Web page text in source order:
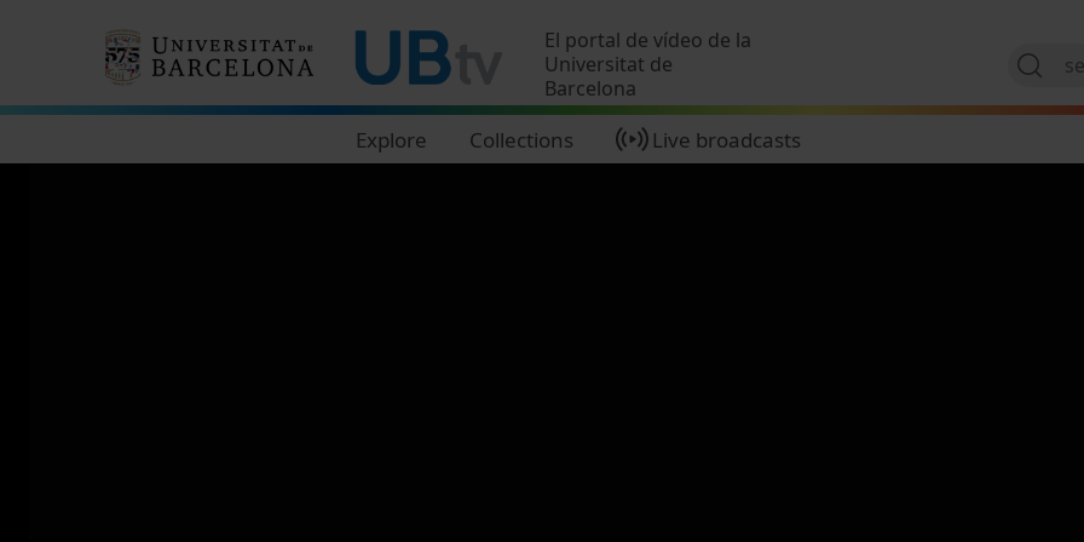
El portal de vídeo de la
Universitat de
Barcelona
Explore Collections Live broadcasts